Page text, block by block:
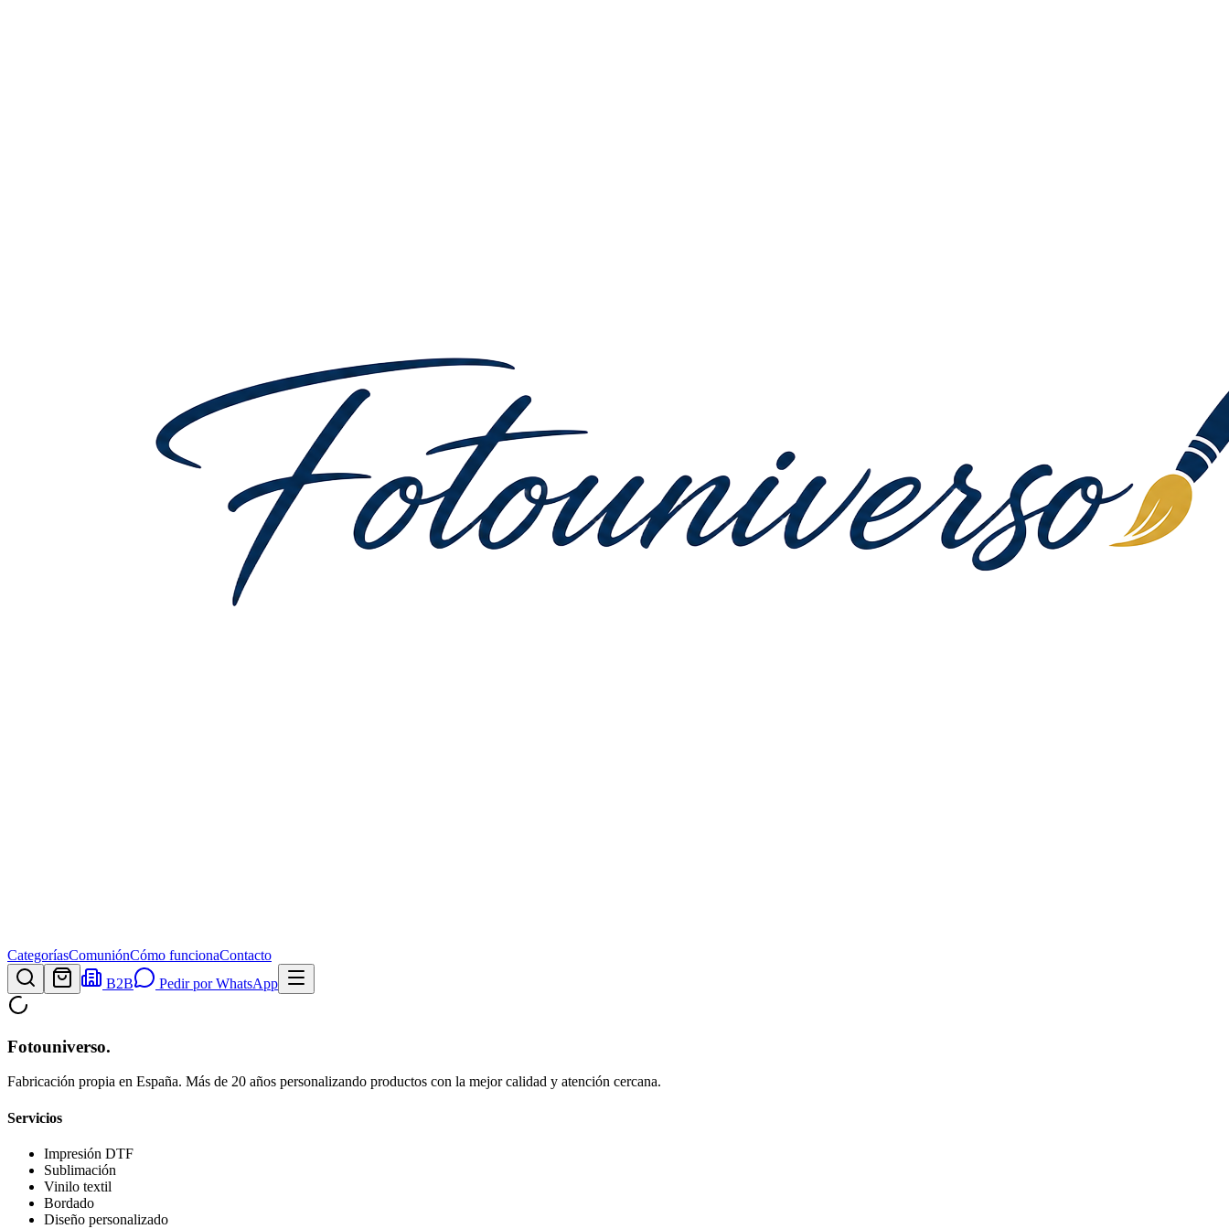
CategoríasComuniónCómo funcionaContacto
B2B
Pedir por WhatsApp
Fotouniverso.
Fabricación propia en España. Más de 20 años personalizando productos con la mejor calidad y atención cercana.
Servicios
Impresión DTF
Sublimación
Vinilo textil
Bordado
Diseño personalizado